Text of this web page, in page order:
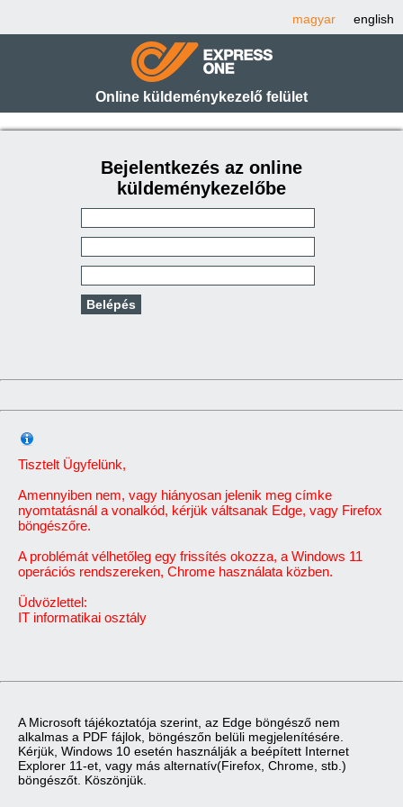
magyar english
Online küldeménykezelő felület
Bejelentkezés az online
küldeménykezelőbe
Tisztelt Ügyfelünk,
Amennyiben nem, vagy hiányosan jelenik meg címke
nyomtatásnál a vonalkód, kérjük váltsanak Edge, vagy Firefox
böngészőre.
A problémát vélhetőleg egy frissítés okozza, a Windows 11
operációs rendszereken, Chrome használata közben.
Üdvözlettel:
IT informatikai osztály
A Microsoft tájékoztatója szerint, az Edge böngésző nem
alkalmas a PDF fájlok, böngészőn belüli megjelenítésére.
Kérjük, Windows 10 esetén használják a beépített Internet
Explorer 11-et, vagy más alternatív(Firefox, Chrome, stb.)
böngészőt. Köszönjük.